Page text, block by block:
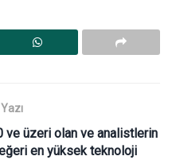
ve üzeri olan ve analistlerin
en yüksek teknoloji